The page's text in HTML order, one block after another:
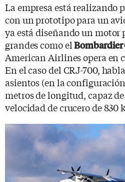
La empresa está realizando
con un prototipo para un
ya está diseñando un motor
grandes como elBombardier
American Airlines opera en
En el caso del CRJ-700,
asientos (en la
metros de longitud, capaz
velocidad de crucero de 830